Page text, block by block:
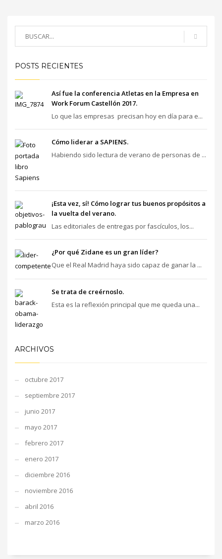
POSTS RECIENTES
Así fue la conferencia Atletas en la Empresa en
Work Forum Castellón 2017.
Lo que las empresas precisan hoy en día para e...
Cómo liderar a SAPIENS.
Habiendo sido lectura de verano de personas de ...
¡Esta vez, sí! Cómo lograr tus buenos propósitos a
la vuelta del verano.
Las editoriales de entregas por fascículos, los...
¿Por qué Zidane es un gran líder?
Que el Real Madrid haya sido capaz de ganar la ...
Se trata de creérnoslo.
Esta es la reflexión principal que me queda una...
ARCHIVOS
octubre 2017
septiembre 2017
junio 2017
mayo 2017
febrero 2017
enero 2017
diciembre 2016
noviembre 2016
abril 2016
marzo 2016